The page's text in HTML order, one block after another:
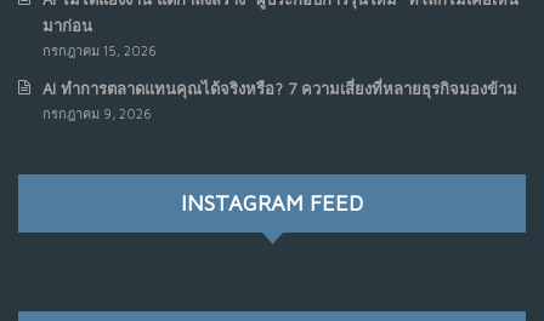
7
เมื่อรัฐบาลเริ่มคิดแบบแพลตฟอร์ม : AI กำลังเปลี่ยนรัฐ
ราชการไปตลอดกาล
NO COMMENTS
เมื่อโลกออนไลน์ กลายเป็น“ศาลเตี้ย”
มาก่อน
กรกฎาคม 15, 2026
AI ทำการตลาดแทนคุณได้จริงหรือ? 7 ความเสี่ยงที่หลายธุรกิจมองข้าม
กรกฎาคม 9, 2026
INSTAGRAM FEED